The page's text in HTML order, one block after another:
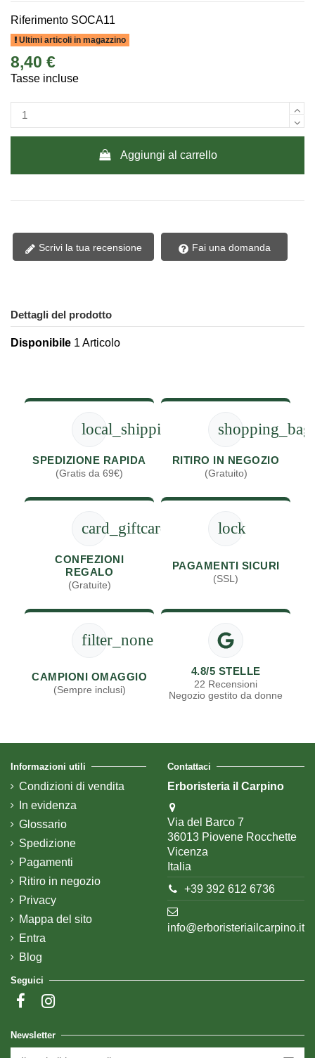
Riferimento SOCA11
Ultimi articoli in magazzino
8,40 €
Tasse incluse
Aggiungi al carrello
Scrivi la tua recensione Fai una domanda
Dettagli del prodotto
Disponibile 1 Articolo
local_shipping
SPEDIZIONE RAPIDA
(Gratis da 69€)
shopping_bag
RITIRO IN NEGOZIO
(Gratuito)
card_giftcard
CONFEZIONI
REGALO
(Gratuite)
lock
PAGAMENTI SICURI
(SSL)
filter_none
CAMPIONI OMAGGIO
(Sempre inclusi)
4.8/5 STELLE
22 Recensioni
Negozio gestito da donne
Informazioni utili
Condizioni di vendita
In evidenza
Glossario
Spedizione
Pagamenti
Ritiro in negozio
Privacy
Mappa del sito
Entra
Blog
Contattaci
Erboristeria il Carpino
Via del Barco 7
36013 Piovene Rocchette
Vicenza
Italia
+39 392 612 6736
info@erboristeriailcarpino.it
Seguici
Newsletter